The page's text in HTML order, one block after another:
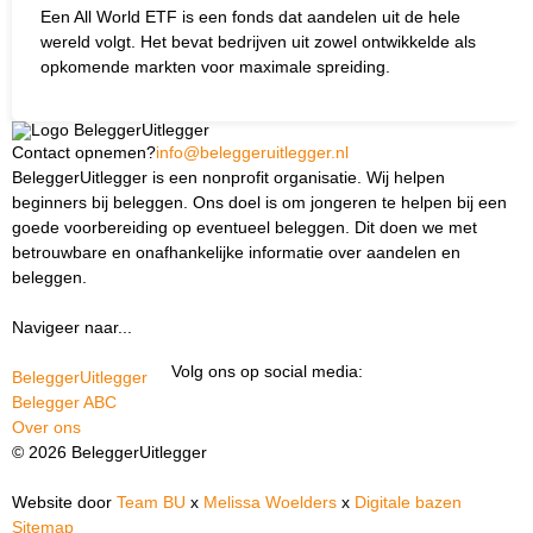
Een All World ETF is een fonds dat aandelen uit de hele
wereld volgt. Het bevat bedrijven uit zowel ontwikkelde als
opkomende markten voor maximale spreiding.
Contact opnemen?info@beleggeruitlegger.nl
BeleggerUitlegger is een nonprofit organisatie. Wij helpen
beginners bij beleggen. Ons doel is om jongeren te helpen bij een
goede voorbereiding op eventueel beleggen. Dit doen we met
betrouwbare en onafhankelijke informatie over aandelen en
beleggen.
Navigeer naar...
BeleggerUitlegger
Belegger ABC
Over ons
Volg ons op social media:
© 2026 BeleggerUitlegger
Website door Team BU x Melissa Woelders x Digitale bazen
Sitemap